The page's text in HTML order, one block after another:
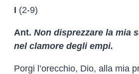
I (2-9)
Ant. Non disprezzare la mia
nel clamore degli empi.
Porgi l’orecchio, Dio, alla mia